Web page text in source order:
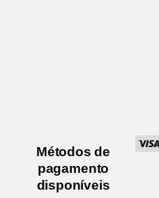
Métodos de
pagamento
disponíveis